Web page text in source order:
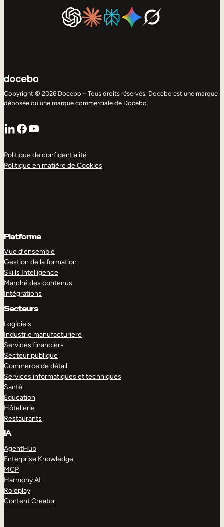
Copyright © 2026 Docebo – Tous droits réservés. Docebo est une marque
déposée ou une marque commerciale de Docebo.
LinkedIn
Facebook
YouTube
Politique de confidentialité
Politique en matière de Cookies
Platforme
Vue d’ensemble
Gestion de la formation
Skills Intelligence
Marché des contenus
Intégrations
Secteurs
Logiciels
Industrie manufacturiere
Services financiers
Secteur publique
Commerce de détail
Services informatiques et techniques
Santé
Éducation
Hôtellerie
Restaurants
IA
AgentHub
Enterprise Knowledge
MCP
Harmony AI
Roleplay
Content Creator